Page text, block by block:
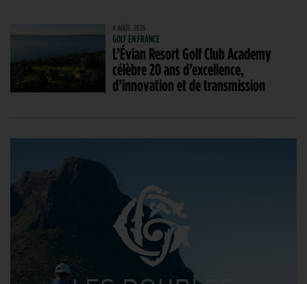
4 AOÛT. 2026
GOLF EN FRANCE
L’Évian Resort Golf Club Academy
célèbre 20 ans d’excellence,
d’innovation et de transmission